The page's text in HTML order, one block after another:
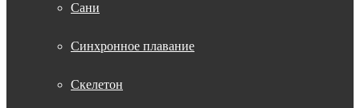
Сани
Синхронное плавание
Скелетон